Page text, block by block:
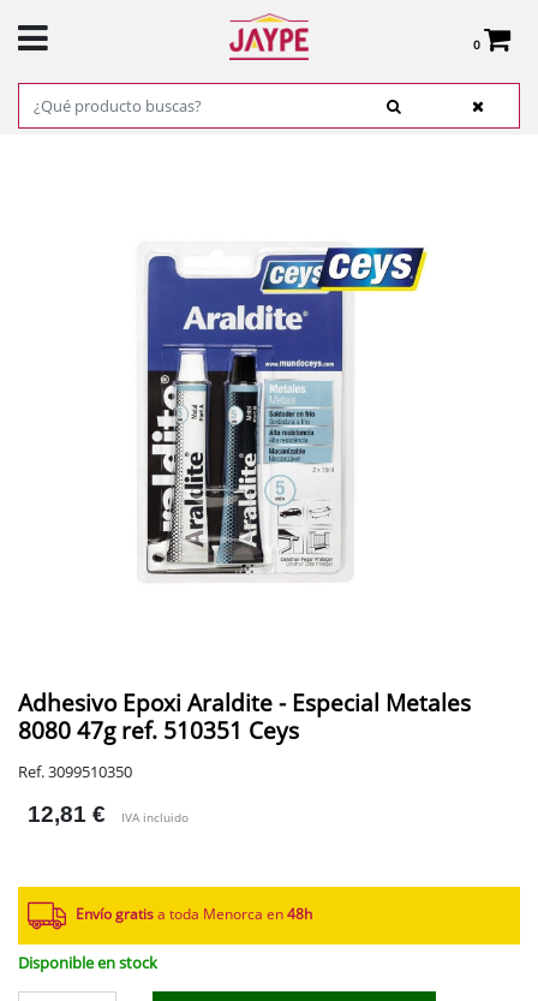
0
Total:
0,00 €
VER CESTA
Adhesivo Epoxi Araldite - Especial Metales
8080 47g ref. 510351 Ceys
Ref. 3099510350
12,81 € IVA incluido
Envío gratis a toda Menorca en 48h
Disponible en stock